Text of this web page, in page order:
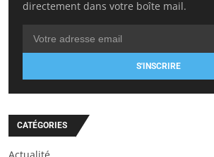
directement dans votre boîte mail.
S'INSCRIRE
CATÉGORIES
Actualité